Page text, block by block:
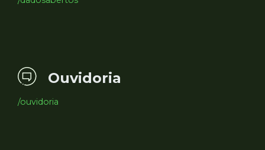
Ouvidoria
/ouvidoria